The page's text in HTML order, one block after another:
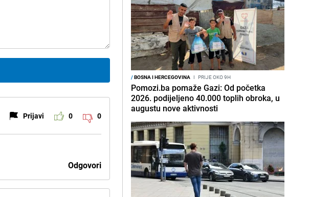
Prijavi 0 0
Odgovori
/BOSNA I HERCEGOVINA I PRIJE OKO 9H
Pomozi.ba pomaže Gazi: Od početka
2026. podijeljeno 40.000 toplih obroka, u
augustu nove aktivnosti